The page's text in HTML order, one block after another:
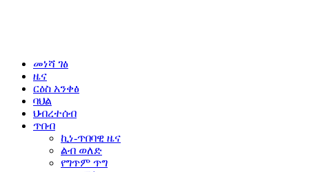
መነሻ ገፅ
ዜና
ርዕስ አንቀፅ
ባህል
ህብረተሰብ
ጥበብ
ኪነ-ጥበባዊ ዜና
ልብ ወለድ
የግጥም ጥግ